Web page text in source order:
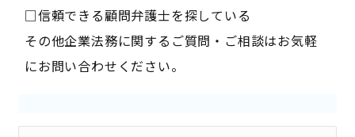
□信頼できる顧問弁護士を探している
その他企業法務に関するご質問・ご相談はお気軽
にお問い合わせください。